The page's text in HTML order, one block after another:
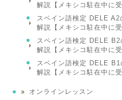
解説【メキシコ駐在中に
スペイン語検定 DELE
解説【メキシコ駐在中に
スペイン語検定 DELE
解説【メキシコ駐在中に
スペイン語検定 DELE
解説【メキシコ駐在中に
オンラインレッスン